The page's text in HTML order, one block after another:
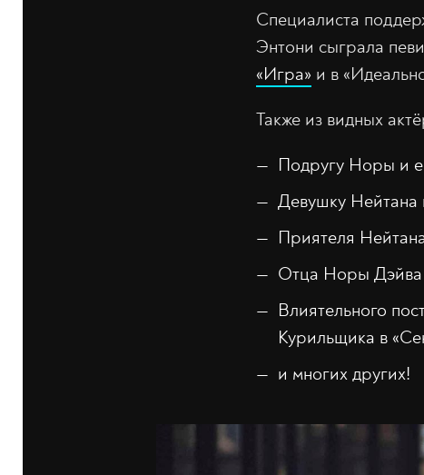
Специалиста
Энтони сыграла
«Игра» и в
Также из видных
Подругу Норы и
Девушку Нейтана
Приятеля
Отца Норы Дэйва
Влиятельного
Курильщика в
и многих других!